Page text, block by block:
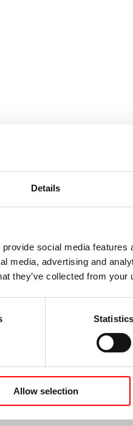
Details
social media
media, advertising and
they’ve collected from
Statistics
Allow selection